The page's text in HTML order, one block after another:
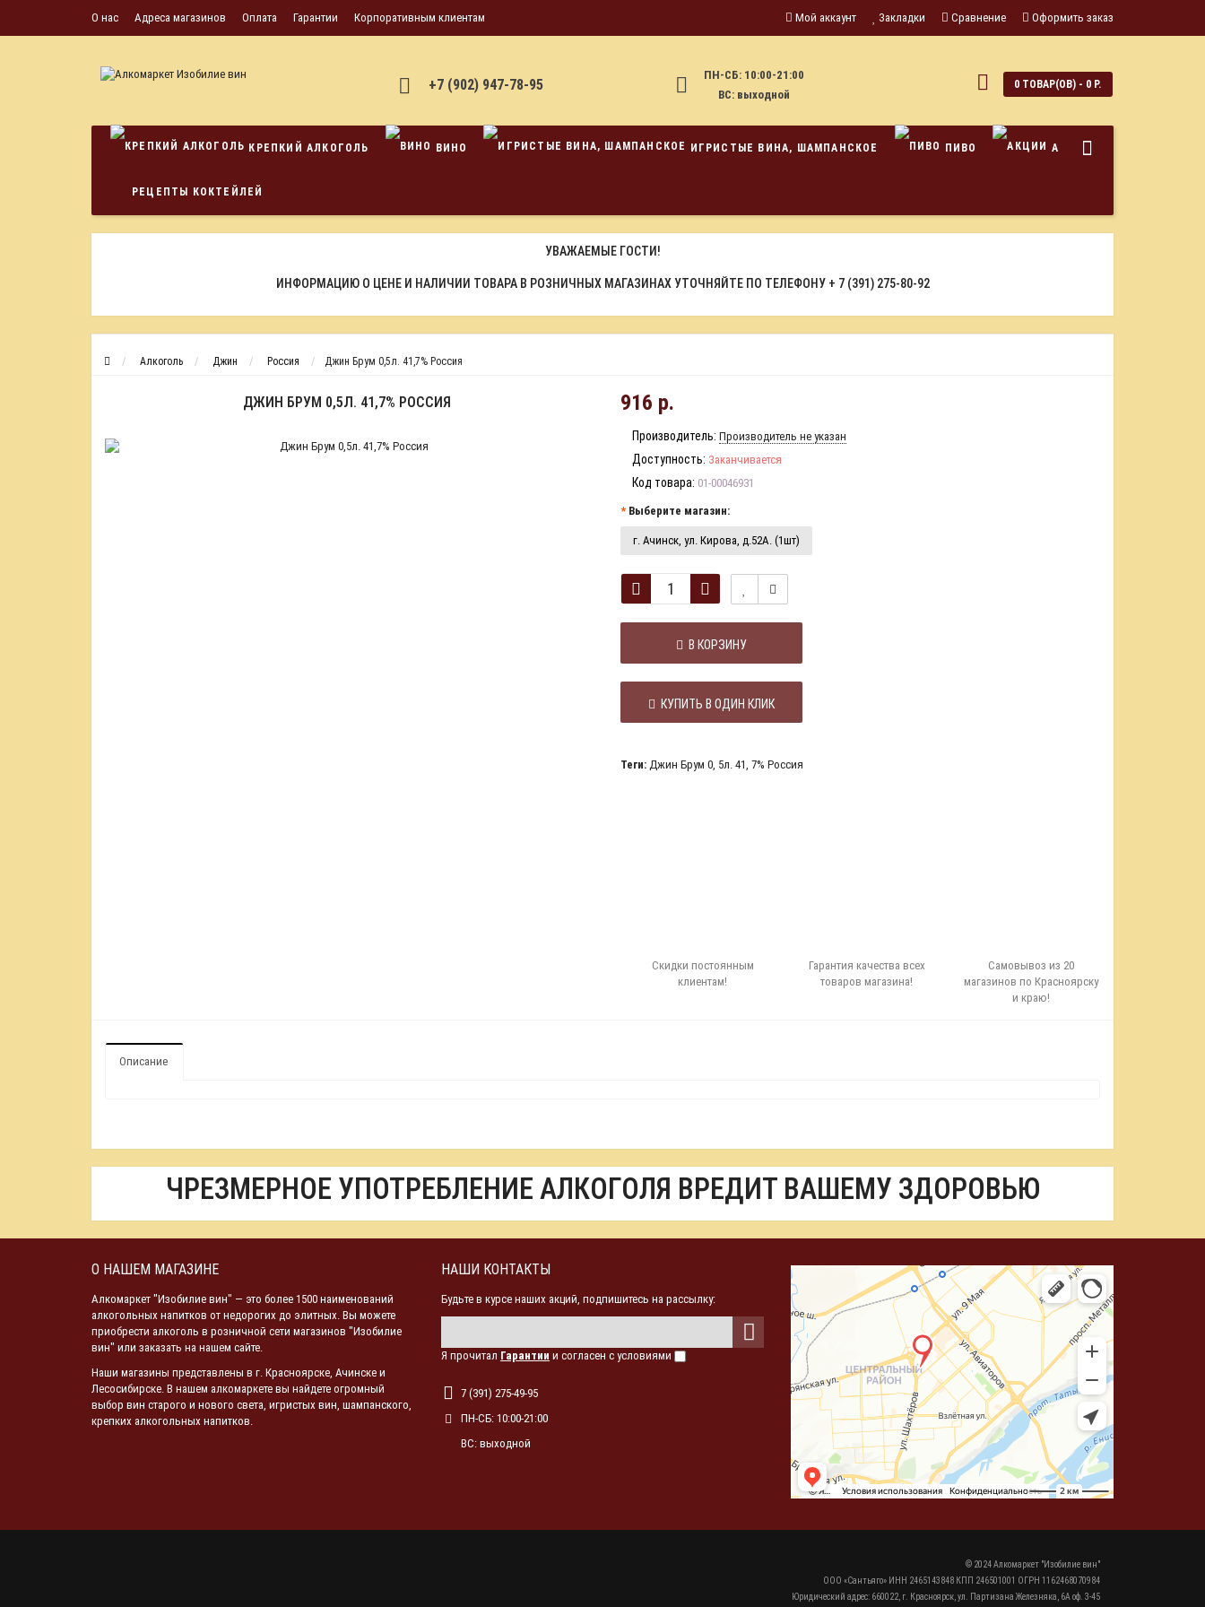
О нас Адреса магазинов Оплата Гарантии Корпоративным клиентам Мой аккаунт Закладки Сравнение Оформить заказ
+7 (902) 947-78-95
ПН-СБ: 10:00-21:00
ВС: выходной
0 ТОВАР(ОВ) - 0 Р.
КРЕПКИЙ АЛКОГОЛЬ ВИНО ИГРИСТЫЕ ВИНА, ШАМПАНСКОЕ ПИВО АКЦИИ
РЕЦЕПТЫ КОКТЕЙЛЕЙ
УВАЖАЕМЫЕ ГОСТИ!
ИНФОРМАЦИЮ О ЦЕНЕ И НАЛИЧИИ ТОВАРА В РОЗНИЧНЫХ МАГАЗИНАХ УТОЧНЯЙТЕ ПО ТЕЛЕФОНУ + 7 (391) 275-80-92
Алкоголь Джин Россия Джин Брум 0,5л. 41,7% Россия
ДЖИН БРУМ 0,5Л. 41,7% РОССИЯ 916 р.
Производитель: Производитель не указан
Доступность: Заканчивается
Код товара: 01-00046931
Выберите магазин:
г. Ачинск, ул. Кирова, д.52А. (1шт)
В КОРЗИНУ
КУПИТЬ В ОДИН КЛИК
Теги: Джин Брум 0, 5л. 41, 7% Россия
Скидки постоянным
клиентам!
Гарантия качества всех
товаров магазина!
Самовывоз из 20
магазинов по Красноярску
и краю!
Описание
ЧРЕЗМЕРНОЕ УПОТРЕБЛЕНИЕ АЛКОГОЛЯ ВРЕДИТ ВАШЕМУ ЗДОРОВЬЮ
О НАШЕМ МАГАЗИНЕ
Алкомаркет "Изобилие вин" — это более 1500 наименований
алкогольных напитков от недорогих до элитных. Вы можете
приобрести алкоголь в розничной сети магазинов "Изобилие
вин" или заказать на нашем сайте.
Наши магазины представлены в г. Красноярске, Ачинске и
Лесосибирске. В нашем алкомаркете вы найдете огромный
выбор вин старого и нового света, игристых вин, шампанского,
крепких алкогольных напитков.
НАШИ КОНТАКТЫ
Будьте в курсе наших акций, подпишитесь на рассылку:
Я прочитал Гарантии и согласен с условиями
7 (391) 275-49-95
ПН-СБ: 10:00-21:00
ВС: выходной
© 2024 Алкомаркет "Изобилие вин"
ООО «Сантьяго» ИНН 2465143848 КПП 246501001 ОГРН 1162468070984
Юридический адрес: 660022, г. Красноярск, ул. Партизана Железняка, 6А оф. 3-45